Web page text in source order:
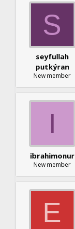
S
seyfullah
putkýran
New member
I
ibrahimonur
New member
E